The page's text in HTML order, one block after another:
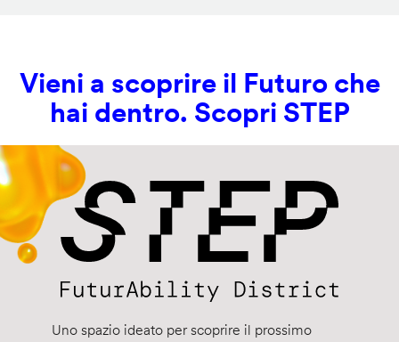
Vieni a scoprire il Futuro che
hai dentro. Scopri STEP
Uno spazio ideato per scoprire il prossimo